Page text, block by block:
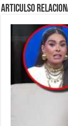
Articulso